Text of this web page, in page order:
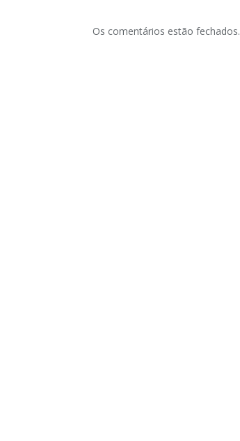
Os comentários estão fechados.